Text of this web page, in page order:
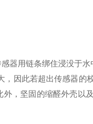
器用链条绑住浸没于
因此若超出传感器的
，坚固的缩醛外壳以